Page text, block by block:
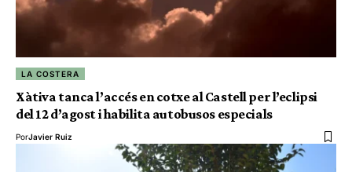
LA COSTERA
Xàtiva tanca l’accés en cotxe al Castell per l’eclipsi
del 12 d’agost i habilita autobusos especials
PorJavier Ruiz